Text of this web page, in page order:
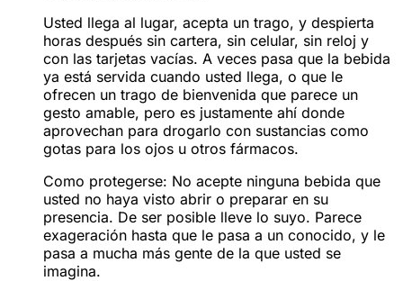
Usted llega al lugar, acepta un trago, y despierta
horas después sin cartera, sin celular, sin reloj y
con las tarjetas vacías. A veces pasa que la bebida
ya está servida cuando usted llega, o que le
ofrecen un trago de bienvenida que parece un
gesto amable, pero es justamente ahí donde
aprovechan para drogarlo con sustancias como
gotas para los ojos u otros fármacos.
Como protegerse: No acepte ninguna bebida que
usted no haya visto abrir o preparar en su
presencia. De ser posible lleve lo suyo. Parece
exageración hasta que le pasa a un conocido, y le
pasa a mucha más gente de la que usted se
imagina.